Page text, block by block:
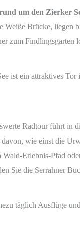
um den Zierker
Weiße Brücke,
zum Findlingsgarten
ist ein attraktives Tor
Radtour führt in
wie einst die
Wald-Erlebnis-Pfad
Sie die Serrahner
täglich Ausflüge